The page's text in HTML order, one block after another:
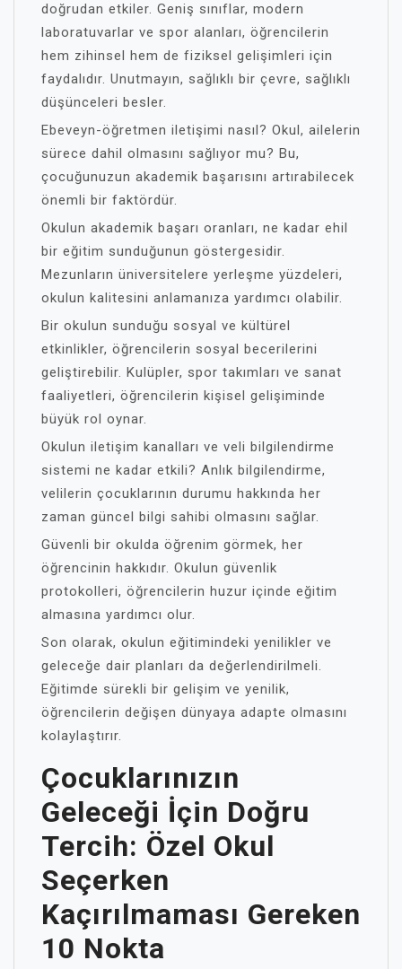
doğrudan etkiler. Geniş sınıflar, modern
laboratuvarlar ve spor alanları, öğrencilerin
hem zihinsel hem de fiziksel gelişimleri için
faydalıdır. Unutmayın, sağlıklı bir çevre, sağlıklı
düşünceleri besler.
Ebeveyn-öğretmen iletişimi nasıl? Okul, ailelerin
sürece dahil olmasını sağlıyor mu? Bu,
çocuğunuzun akademik başarısını artırabilecek
önemli bir faktördür.
Okulun akademik başarı oranları, ne kadar ehil
bir eğitim sunduğunun göstergesidir.
Mezunların üniversitelere yerleşme yüzdeleri,
okulun kalitesini anlamanıza yardımcı olabilir.
Bir okulun sunduğu sosyal ve kültürel
etkinlikler, öğrencilerin sosyal becerilerini
geliştirebilir. Kulüpler, spor takımları ve sanat
faaliyetleri, öğrencilerin kişisel gelişiminde
büyük rol oynar.
Okulun iletişim kanalları ve veli bilgilendirme
sistemi ne kadar etkili? Anlık bilgilendirme,
velilerin çocuklarının durumu hakkında her
zaman güncel bilgi sahibi olmasını sağlar.
Güvenli bir okulda öğrenim görmek, her
öğrencinin hakkıdır. Okulun güvenlik
protokolleri, öğrencilerin huzur içinde eğitim
almasına yardımcı olur.
Son olarak, okulun eğitimindeki yenilikler ve
geleceğe dair planları da değerlendirilmeli.
Eğitimde sürekli bir gelişim ve yenilik,
öğrencilerin değişen dünyaya adapte olmasını
kolaylaştırır.
Çocuklarınızın
Geleceği İçin Doğru
Tercih: Özel Okul
Seçerken
Kaçırılmaması Gereken
10 Nokta